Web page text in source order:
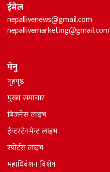
ईमेल
nepallivenews@gmail.com
nepallivemarketing@gmail.com
मेनु
गृहपृष्ठ
मुख्य समाचार
बिजनेस लाइभ
ईन्टरटेनमेन्ट लाइभ
स्पोर्टस लाइभ
महाधिवेशन विशेष